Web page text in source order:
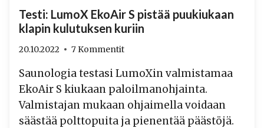
Testi: LumoX EkoAir S pistää puukiukaan
klapin kulutuksen kuriin
20.10.2022 7 Kommentit
Saunologia testasi LumoXin valmistamaa
EkoAir S kiukaan paloilmanohjainta.
Valmistajan mukaan ohjaimella voidaan
säästää polttopuita ja pienentää päästöjä.